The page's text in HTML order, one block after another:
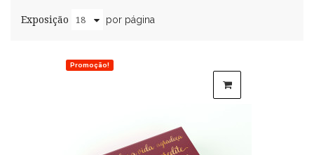
Exposição por página
Promoção!